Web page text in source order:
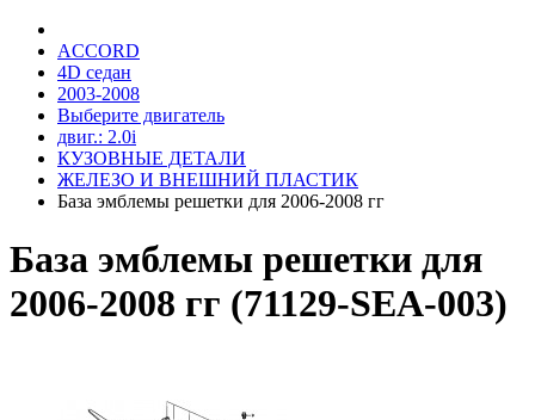
ACCORD
4D седан
2003-2008
Выберите двигатель
двиг.: 2.0i
КУЗОВНЫЕ ДЕТАЛИ
ЖЕЛЕЗО И ВНЕШНИЙ ПЛАСТИК
База эмблемы решетки для 2006-2008 гг
База эмблемы решетки для
2006-2008 гг (71129-SEA-003)